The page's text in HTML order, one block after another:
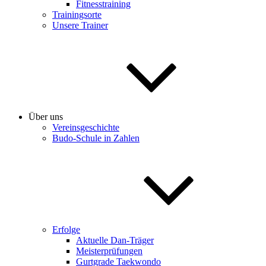
Fitnesstraining
Trainingsorte
Unsere Trainer
Über uns
Vereinsgeschichte
Budo-Schule in Zahlen
Erfolge
Aktuelle Dan-Träger
Meisterprüfungen
Gurtgrade Taekwondo